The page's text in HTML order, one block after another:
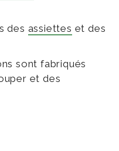
des assiettes et des
sont fabriqués
et des